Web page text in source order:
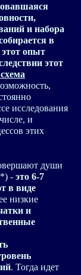
и набора
в
опыт
этот
исследования
и
этих
души
*) - это 6-7
в виде
низкие
и
. Тогда идет